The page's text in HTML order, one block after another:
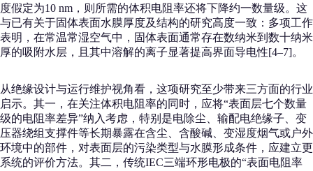
度假定为10 nm，则所需的体积电阻率还将下降约一数量级。这
与已有关于固体表面水膜厚度及结构的研究高度一致：多项工作
表明，在常温常湿空气中，固体表面通常存在数纳米到数十纳米
厚的吸附水层，且其中溶解的离子显著提高界面导电性[4–7]。
从绝缘设计与运行维护视角看，这项研究至少带来三方面的行业
启示。其一，在关注体积电阻率的同时，应将“表面层七个数量
级的电阻率差异”纳入考虑，特别是电除尘、输配电绝缘子、变
压器绕组支撑件等长期暴露在含尘、含酸碱、变湿度烟气或户外
环境中的部件，对表面层的污染类型与水膜形成条件，应建立更
系统的评价方法。其二，传统IEC三端环形电极的“表面电阻率